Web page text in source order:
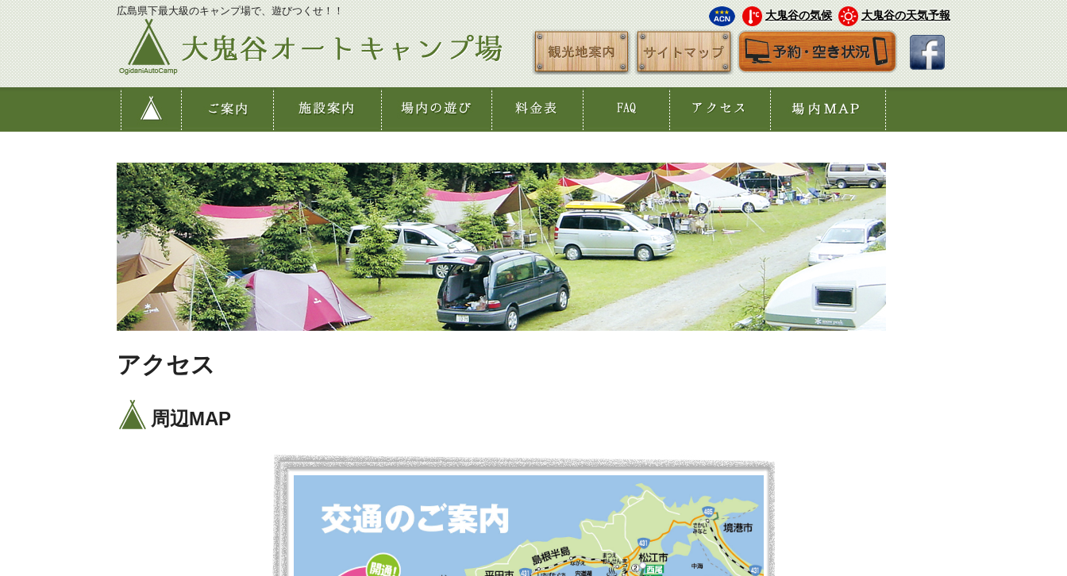
広島県下最大級のキャンプ場で、遊びつくせ！！ 大鬼谷の天気予報
大鬼谷の気候
アクセス
周辺MAP